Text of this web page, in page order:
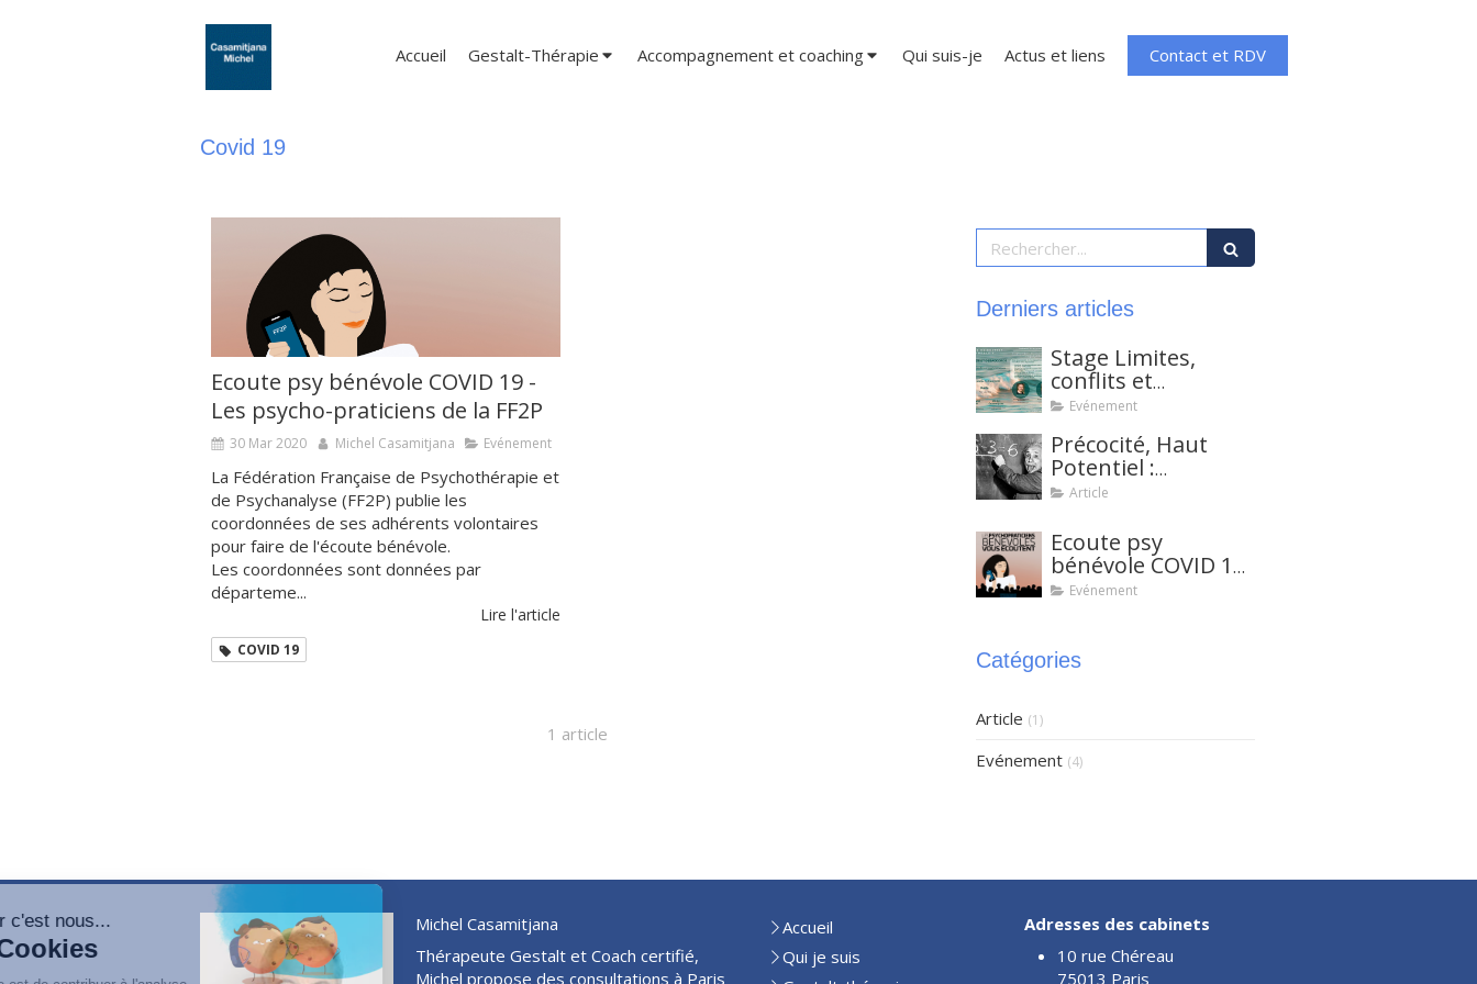
Accueil Gestalt-Thérapie Accompagnement et coaching Qui suis-je Actus et liens Contact et RDV
Covid 19
Ecoute psy bénévole COVID 19 -
Les psycho-praticiens de la FF2P
30 Mar 2020 Michel Casamitjana Evénement
La Fédération Française de Psychothérapie et
de Psychanalyse (FF2P) publie les
coordonnées de ses adhérents volontaires
pour faire de l'écoute bénévole.
Les coordonnées sont données par
départeme...
Lire l'article
COVID 19
1 article
Rechercher
Derniers articles
Stage Limites,
conflits et
confrontations
Evénement
Précocité, Haut
Potentiel :
éléments
Article
Ecoute psy
bénévole COVID 19
- Les psycho-
Evénement
Catégories
Article (1)
Evénement (4)
Michel Casamitjana
Thérapeute Gestalt et Coach certifié,
Michel propose des consultations à Paris
Accueil
Qui je suis
Adresses des cabinets
10 rue Chéreau
75013 Paris